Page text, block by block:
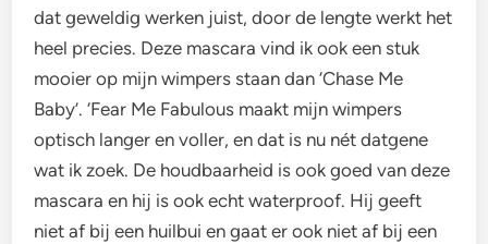
dat geweldig werken juist, door de lengte werkt het
heel precies. Deze mascara vind ik ook een stuk
mooier op mijn wimpers staan dan ‘Chase Me
Baby’. ‘Fear Me Fabulous maakt mijn wimpers
optisch langer en voller, en dat is nu nét datgene
wat ik zoek. De houdbaarheid is ook goed van deze
mascara en hij is ook echt waterproof. Hij geeft
niet af bij een huilbui en gaat er ook niet af bij een